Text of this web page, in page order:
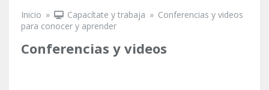
Se encuentra usted aquí
Inicio » Capacítate y trabaja » Conferencias y videos
para conocer y aprender
Conferencias y videos